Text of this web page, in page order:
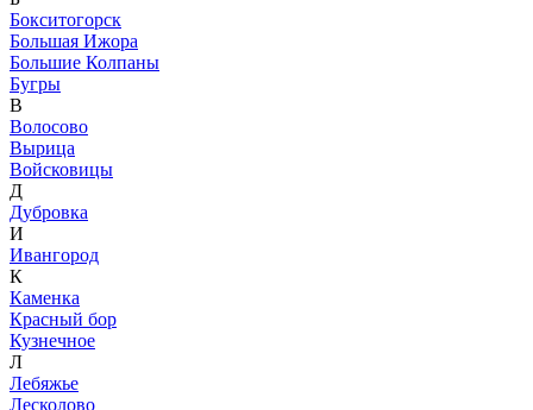
Бокситогорск
Большая Ижора
Большие Колпаны
Бугры
В
Волосово
Вырица
Войсковицы
Д
Дубровка
И
Ивангород
К
Каменка
Красный бор
Кузнечное
Л
Лебяжье
Лесколово